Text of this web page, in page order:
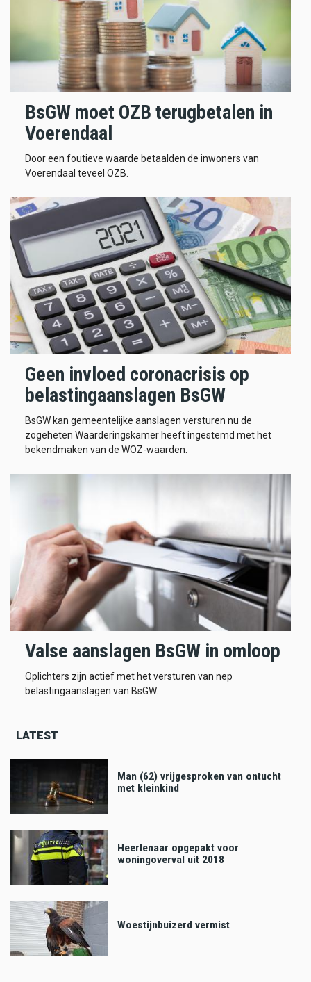
BsGW moet OZB terugbetalen in
Voerendaal
Door een foutieve waarde betaalden de inwoners van
Voerendaal teveel OZB.
Geen invloed coronacrisis op
belastingaanslagen BsGW
BsGW kan gemeentelijke aanslagen versturen nu de
zogeheten Waarderingskamer heeft ingestemd met het
bekendmaken van de WOZ-waarden.
Valse aanslagen BsGW in omloop
Oplichters zijn actief met het versturen van nep
belastingaanslagen van BsGW.
LATEST
Man (62) vrijgesproken van ontucht
met kleinkind
Heerlenaar opgepakt voor
woningoverval uit 2018
Woestijnbuizerd vermist